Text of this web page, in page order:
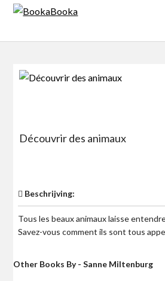
Skip
Découvrir des animaux
Beschrijving:
Tous les beaux animaux laisse
Savez-vous comment ils sont tous
Other Books By - Sanne Miltenburg